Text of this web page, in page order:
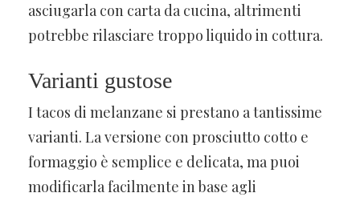
asciugarla con carta da cucina, altrimenti
potrebbe rilasciare troppo liquido in cottura.
Varianti gustose
I tacos di melanzane si prestano a tantissime
varianti. La versione con prosciutto cotto e
formaggio è semplice e delicata, ma puoi
modificarla facilmente in base agli